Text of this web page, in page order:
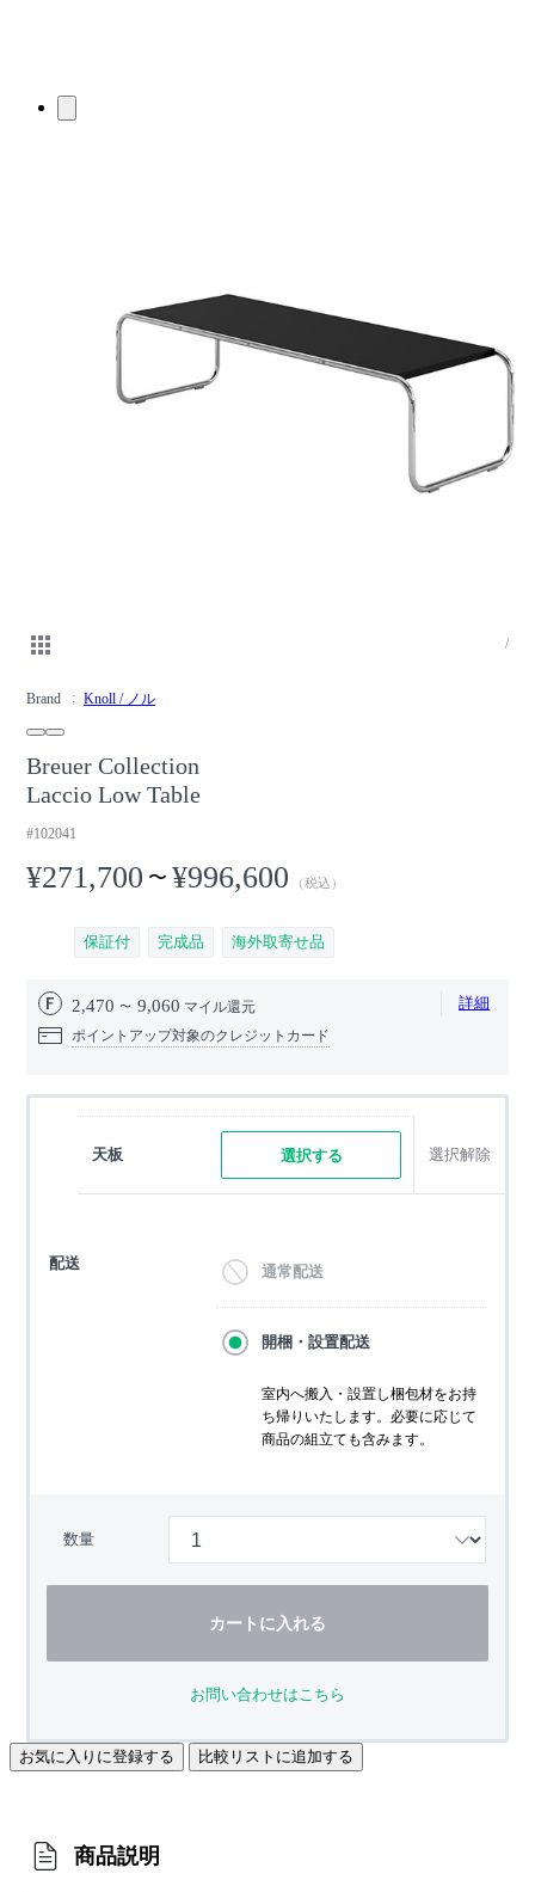
/
Brand Knoll / ノル
Breuer Collection
Laccio Low Table
#102041
¥271,700 〜 ¥996,600 （税込）
保証付 完成品 海外取寄せ品
2,470 9,060 マイル還元 詳細
ポイントアップ対象のクレジットカード
天板 選択する 選択解除
配送 通常配送
開梱・設置配送
室内へ搬入・設置し梱包材をお持
ち帰りいたします。必要に応じて
商品の組立ても含みます。
数量
カートに入れる
お問い合わせはこちら
お気に入りに登録する 比較リストに追加する
商品説明